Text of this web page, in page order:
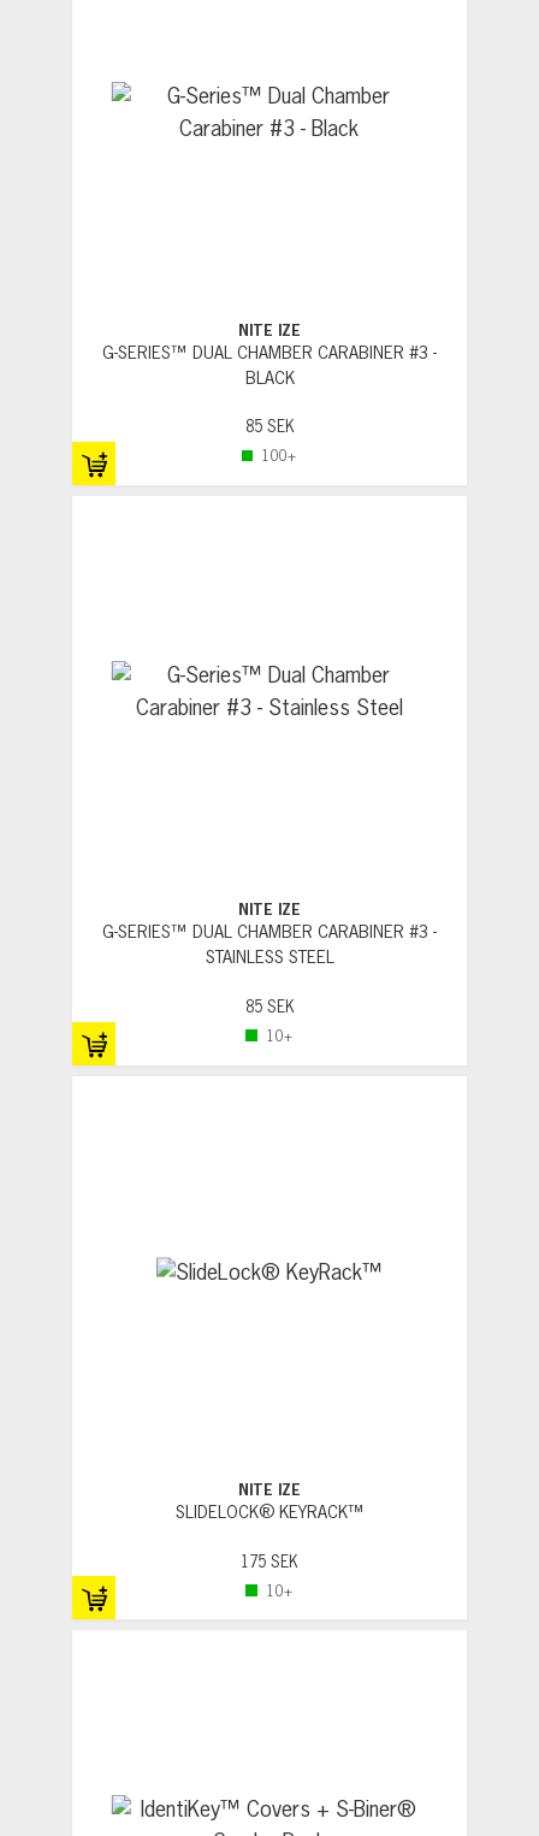
NITE IZE
G-SERIES™ DUAL CHAMBER CARABINER #3 -
BLACK
85 SEK
100+
NITE IZE
G-SERIES™ DUAL CHAMBER CARABINER #3 -
STAINLESS STEEL
85 SEK
10+
NITE IZE
SLIDELOCK® KEYRACK™
175 SEK
10+